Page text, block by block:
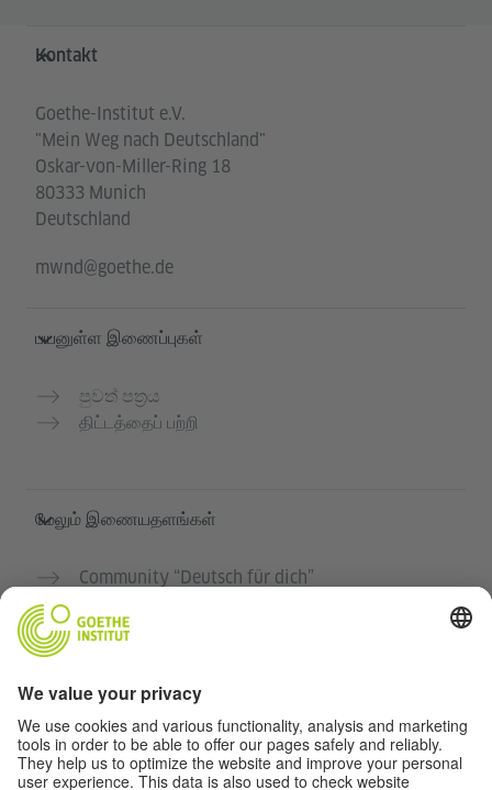
Service- und Informationsbereich
Kontakt
Goethe-Institut e.V.
"Mein Weg nach Deutschland"
Oskar-von-Miller-Ring 18
80333 Munich
Deutschland
mwnd@goethe.de
பயனுள்ள இணைப்புகள்
පුවත් පත්‍රය
திட்டத்தைப் பற்றி
மேலும் இணையதளங்கள்
Community “Deutsch für dich”
கோய்த் இன்ஸ்டிடியூட்டின் ஜெர்மன் பாடநெறிகள்
தனியுரிமை மற்றும் அணுகல் வசதி